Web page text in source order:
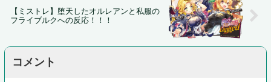
【ミストレ】堕天したオルレアンと私服の
フライブルクへの反応！！！
コメント